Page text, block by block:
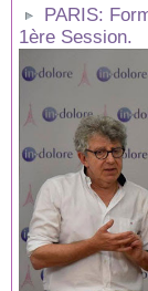
PARIS:
1ère Session.